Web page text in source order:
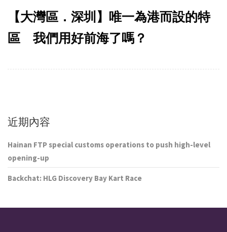
【大灣區．深圳】唯一為港而設的特
區 我們用好前海了嗎？
近期內容
Hainan FTP special customs operations to push high-level
opening-up
Backchat: HLG Discovery Bay Kart Race